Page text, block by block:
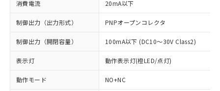
消費電流 20mA以下
制御出力（出力形式） PNPオープンコレクタ
制御出力（開閉容量） 100mA以下 (DC10～30V Class2)
表示灯 動作表示灯(橙LED/点灯)
動作モード NO+NC